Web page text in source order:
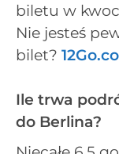
biletu w
Nie jesteś
bilet? 12Go.co
Ile trwa
do Berlina?